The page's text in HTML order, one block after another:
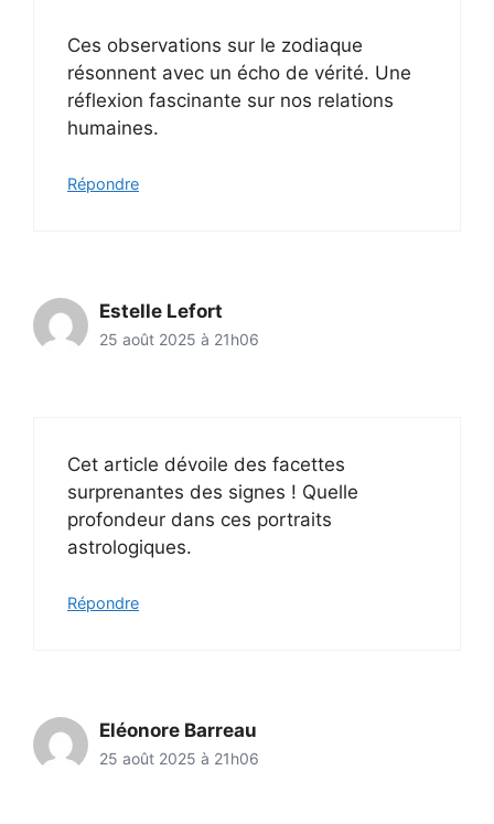
Ces observations sur le zodiaque
résonnent avec un écho de vérité. Une
réflexion fascinante sur nos relations
humaines.
Répondre
Estelle Lefort
25 août 2025 à 21h06
Cet article dévoile des facettes
surprenantes des signes ! Quelle
profondeur dans ces portraits
astrologiques.
Répondre
Eléonore Barreau
25 août 2025 à 21h06